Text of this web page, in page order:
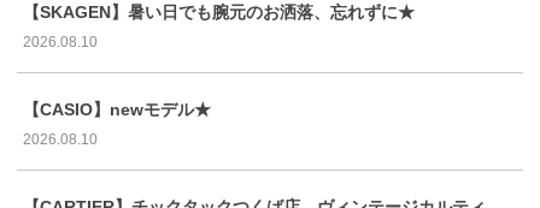
【SKAGEN】暑い日でも腕元のお洒落、忘れずに★
2026.08.10
【CASIO】newモデル★
2026.08.10